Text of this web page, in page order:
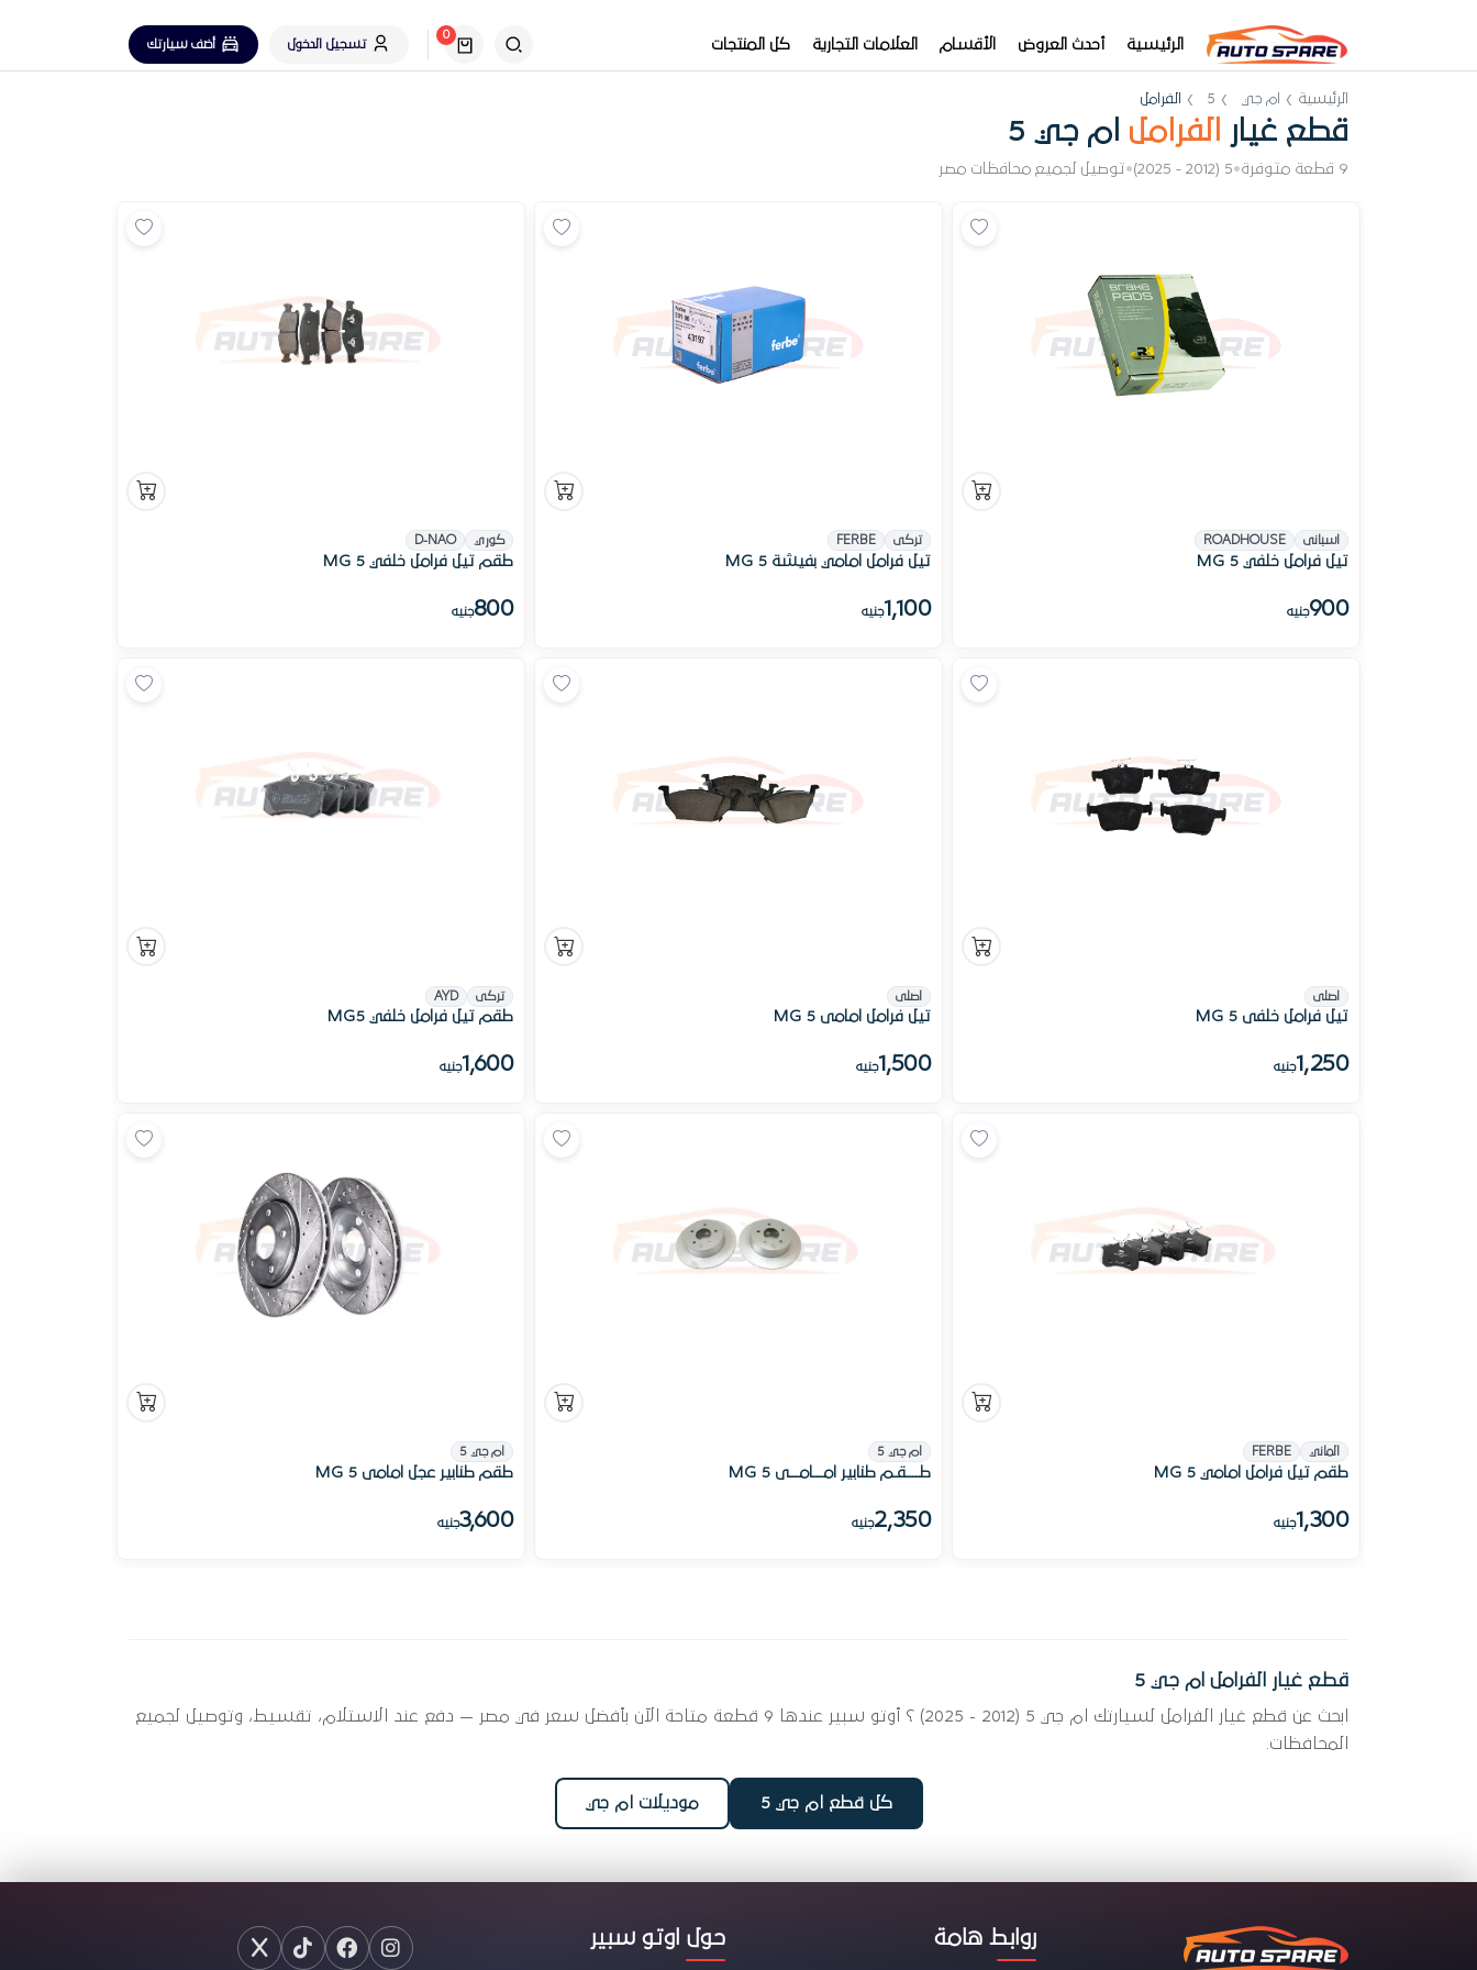
الرئيسية أحدث العروض الأقسام العلامات التجارية كل المنتجات
0
تسجيل الدخول
أضف سيارتك
الرئيسية ام جي 5 الفرامل
قطع غيار الفرامل ام جي 5
9 قطعة متوفرة •
5 (2012 - 2025)
•توصيل لجميع محافظات مصر
اسبانى ROADHOUSE
تيل فرامل خلفي MG 5
900جنيه
تركى FERBE
تيل فرامل امامي بفيشة MG 5
1,100جنيه
كوري D-NAO
طقم تيل فرامل خلفي MG 5
800جنيه
اصلى
تيل فرامل خلفى MG 5
1,250جنيه
اصلى
تيل فرامل امامى MG 5
1,500جنيه
تركى AYD
طقم تيل فرامل خلفي MG5
1,600جنيه
الماني FERBE
طقم تيل فرامل امامي MG 5
1,300جنيه
ام جي 5
طــــقـم طنابير امـــامـــى MG 5
2,350جنيه
ام جي 5
طقم طنابير عجل امامى 5 MG
3,600جنيه
قطع غيار الفرامل ام جي 5
ابحث عن قطع غيار الفرامل لسيارتك ام جي 5 (2012 - 2025) ؟ أوتو سبير عندها 9 قطعة متاحة الآن بأفضل سعر في مصر — دفع عند الاستلام، تقسيط، وتوصيل لجميع
المحافظات.
كل قطع ام جي 5 موديلات ام جي
روابط هامة حول اوتو سبير